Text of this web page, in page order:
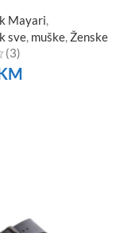
Mayari
sve muške Ženske
(3)